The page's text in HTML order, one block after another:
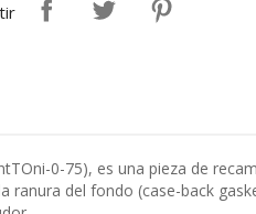
0-75), es una pieza de
del fondo (case-back